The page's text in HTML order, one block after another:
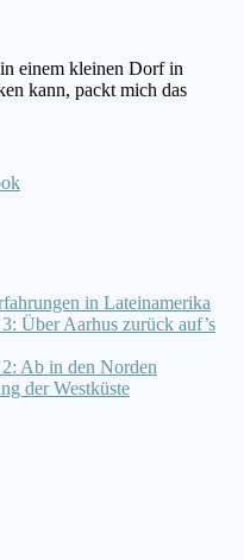
einem kleinen Dorf in
kann, packt mich das
in Lateinamerika
Über Aarhus zurück auf’s
Ab in den Norden
der Westküste